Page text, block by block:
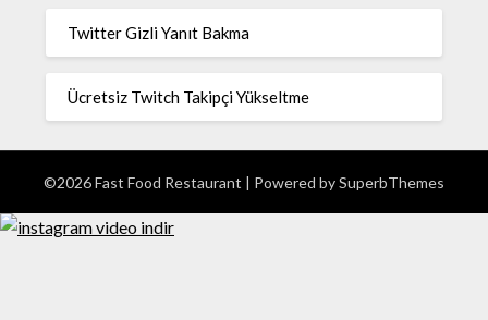
Twitter Gizli Yanıt Bakma
Ücretsiz Twitch Takipçi Yükseltme
©2026 Fast Food Restaurant | Powered bySuperbThemes